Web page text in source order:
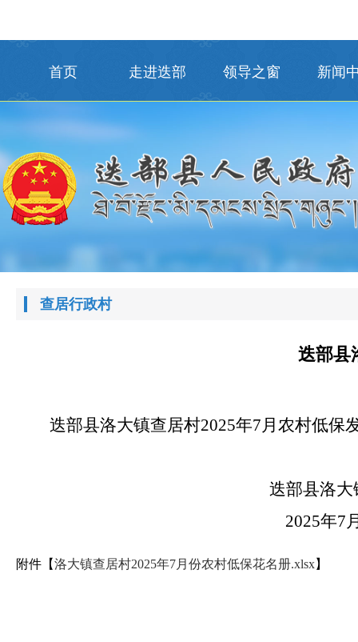
首页 走进迭部 领导之窗 新闻
查居行政村
迭部县
迭部县洛大镇查居村2025年7月农村低保
迭部县洛大镇查居
2025年7月30
附件【洛大镇查居村2025年7月份农村低保花名册.xlsx】